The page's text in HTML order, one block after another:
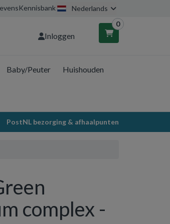
Kennisbank Nederlands
Inloggen
0
is leeg.
met producten.
Baby/Peuter Huishouden
PostNL bezorging & afhaalpunten
complex -